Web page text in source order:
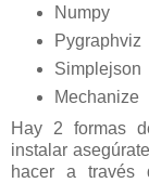
Numpy
Pygraphviz
Simplejson
Mechanize
Hay 2 formas
instalar
hacer a través